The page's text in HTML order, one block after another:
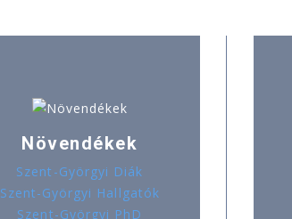
Növendékek
Szent-Györgyi Diák
Szent-Györgyi Hallgatók
Szent-Györgyi PhD